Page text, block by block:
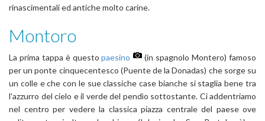
rinascimentali ed antiche molto carine.
Montoro
La prima tappa è questopaesino
(in spagnolo Montero) famoso
per un ponte cinquecentesco (Puente de la Donadas) che sorge su
un colle e che con le sue classiche case bianche si staglia bene tra
l'azzurro del cielo e il verde del pendìo sottostante. Ci addentriamo
nel centro per vedere la classica piazza centrale del paese ove